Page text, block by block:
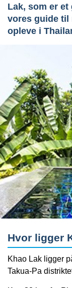
Lak, som er
vores guide til
opleve i
Hvor ligger
Khao Lak ligger
Takua-Pa